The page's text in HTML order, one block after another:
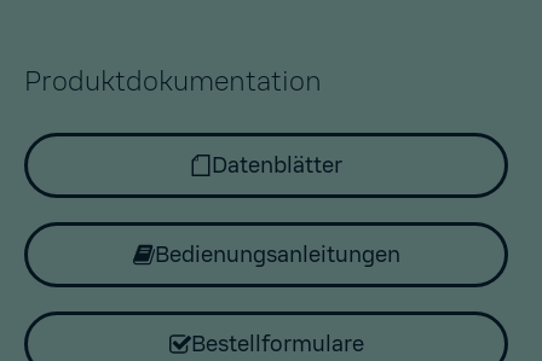
Produktdokumentation
Datenblätter
Bedienungsanleitungen
Bestellformulare